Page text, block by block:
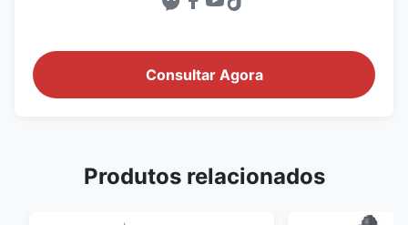
Consultar Agora
Produtos relacionados